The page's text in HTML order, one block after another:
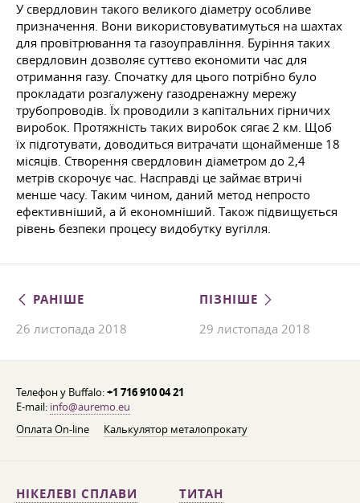
У свердловин такого великого діаметру особливе
призначення. Вони використовуватимуться на шахтах
для провітрювання та газоуправління. Буріння таких
свердловин дозволяє суттєво економити час для
отримання газу. Спочатку для цього потрібно було
прокладати розгалужену газодренажну мережу
трубопроводів. Їх проводили з капітальних гірничих
виробок. Протяжність таких виробок сягає 2 км. Щоб
їх підготувати, доводиться витрачати щонайменше 18
місяців. Створення свердловин діаметром до 2,4
метрів скорочує час. Насправді це займає втричі
менше часу. Таким чином, даний метод непросто
ефективніший, а й економніший. Також підвищується
рівень безпеки процесу видобутку вугілля.
РАНІШЕ
26 листопада 2018
ПІЗНІШЕ
29 листопада 2018
Телефон у Buffalo:+1 716 910 04 21
E-mail: info@auremo.eu
Оплата On-line
Калькулятор металопрокату
НІКЕЛЕВІ СПЛАВИ ТИТАН